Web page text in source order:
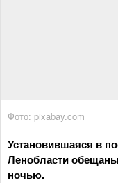
Фото: pixabay.com
Установившаяся в
Ленобласти
ночью.